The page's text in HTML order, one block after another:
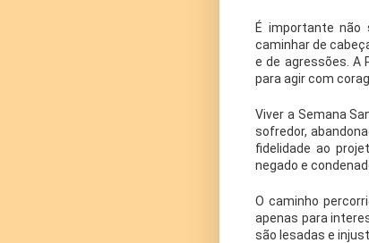
É importante não
caminhar de
e de agressões. A
para agir com
Viver a Semana
sofredor,
fidelidade ao
negado e
O caminho
apenas para
são lesadas e